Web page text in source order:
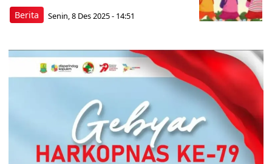
Berita Senin, 8 Des 2025 - 14:51